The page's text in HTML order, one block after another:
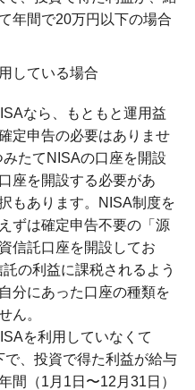
年間で20万円以下の場合
している場合
なら、もともと運用益
定申告の必要はありませ
たてNISAの口座を開設
座を開設する必要があ
もあります。NISA制度を
ずは確定申告不要の「源
信託口座を開設してお
の利益に課税されるよう
分にあった口座の種類を
ん。
を利用していなくて
で、投資で得た利益が給与
間（1月1日〜12月31日）